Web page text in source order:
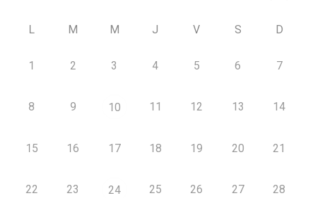
L M M J V S D
1 2 3 4 5 6 7
8 9 10 11 12 13 14
15 16 17 18 19 20 21
22 23 24 25 26 27 28